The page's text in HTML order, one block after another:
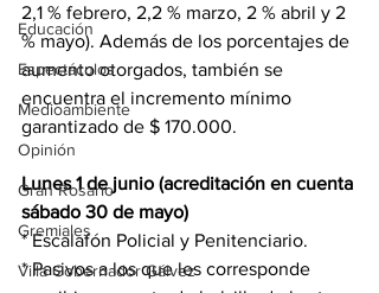
Educación
Espectáculos
Medioambiente
Opinión
Gran Rosario
Gremiales
Villa Gobernador Gálvez
2,1 % febrero, 2,2 % marzo, 2 % abril y 2
% mayo). Además de los porcentajes de
aumento otorgados, también se
encuentra el incremento mínimo
garantizado de $ 170.000.
Lunes 1 de junio (acreditación en cuenta
sábado 30 de mayo)
* Escalafón Policial y Penitenciario.
* Pasivos a los que les corresponde